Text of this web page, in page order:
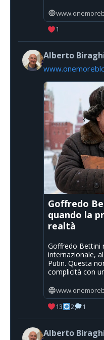
1
Alberto
Goffredo
quando la
realtà
Goffredo Bettini
internazionale,
Putin. Questa
complicità con
13
2 1
Alberto